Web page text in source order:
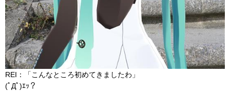
REI：「こんなところ初めてきましたわ」
(ﾟДﾟ)ｴｯ？